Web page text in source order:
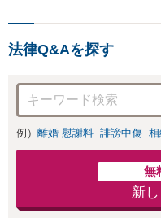
法律Q&Aを探す
例） 離婚 慰謝料 誹謗中傷
無
新